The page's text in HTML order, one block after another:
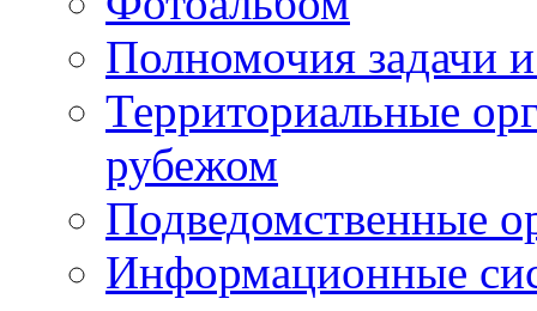
Полномочия задачи
Территориальные
рубежом
Подведомственные
Информационные